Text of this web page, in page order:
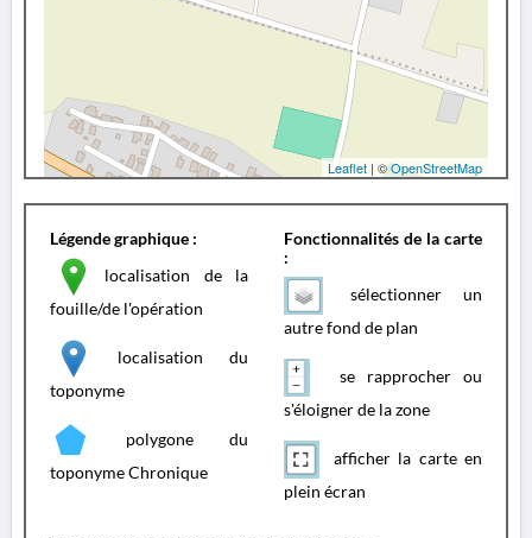
Leaflet | ©OpenStreetMap
Légende graphique :
localisation de la
fouille/de l'opération
localisation du
toponyme
polygone du
toponyme Chronique
Fonctionnalités de la carte
:
sélectionner un
autre fond de plan
se rapprocher ou
s'éloigner de la zone
afficher la carte en
plein écran